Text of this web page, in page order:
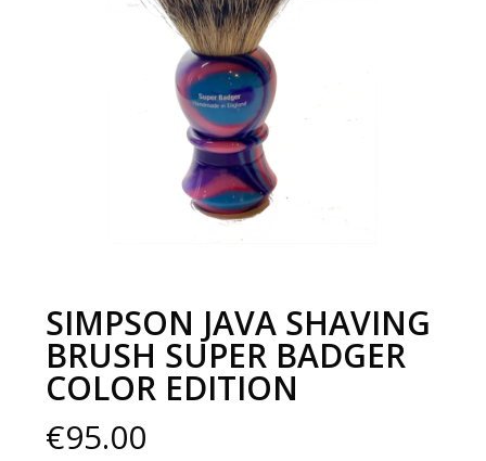
SIMPSON JAVA SHAVING
BRUSH SUPER BADGER
COLOR EDITION
€95.00